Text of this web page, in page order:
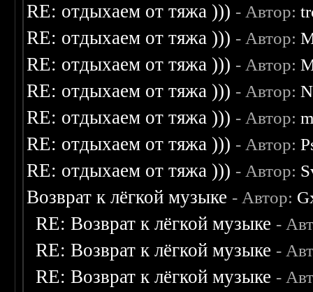
RE: отдыхаем от тяжа ))) - Автор:
RE: отдыхаем от тяжа ))) - Автор:
RE: отдыхаем от тяжа ))) - Автор:
RE: отдыхаем от тяжа ))) - Автор:
RE: отдыхаем от тяжа ))) - Автор:
RE: отдыхаем от тяжа ))) - Автор:
RE: отдыхаем от тяжа ))) - Автор:
Возврат к лёгкой музыке - Автор:
RE: Возврат к лёгкой музыке -
RE: Возврат к лёгкой музыке -
RE: Возврат к лёгкой музыке -